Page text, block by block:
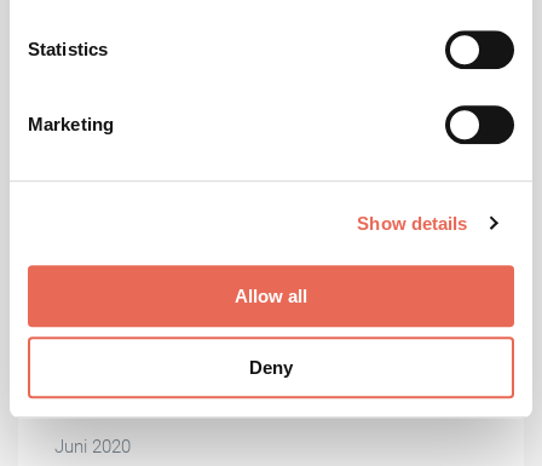
Identify your device by actively scanning it for
Find out more about how your personal data is processed
and set your preferences in the
provide social media features and to analyse our traffic.
provided to them or that they’ve collected from your use
Weitere Informationen:Impressum Datenschutz
Statistics
Marketing
Show details
Allow all
Deny
Juni 2020